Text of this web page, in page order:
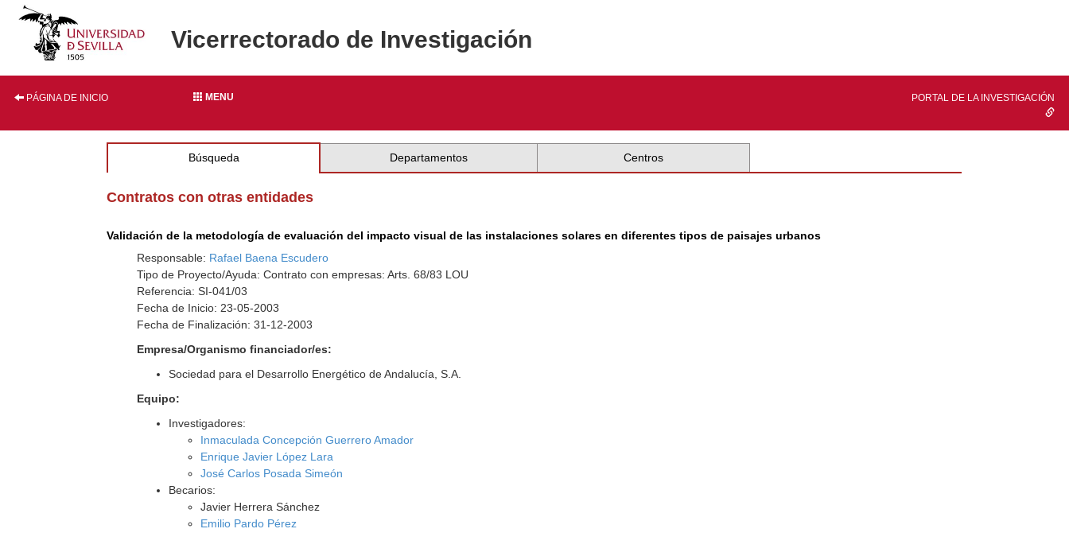
Vicerrectorado de Investigación
PÁGINA DE INICIO MENU PORTAL DE LA INVESTIGACIÓN
Búsqueda Departamentos Centros
Contratos con otras entidades
Validación de la metodología de evaluación del impacto visual de las instalaciones solares en diferentes tipos de paisajes urbanos
Responsable: Rafael Baena Escudero
Tipo de Proyecto/Ayuda: Contrato con empresas: Arts. 68/83 LOU
Referencia: SI-041/03
Fecha de Inicio: 23-05-2003
Fecha de Finalización: 31-12-2003
Empresa/Organismo financiador/es:
Sociedad para el Desarrollo Energético de Andalucía, S.A.
Equipo:
Investigadores:
Inmaculada Concepción Guerrero Amador
Enrique Javier López Lara
José Carlos Posada Simeón
Becarios:
Javier Herrera Sánchez
Emilio Pardo Pérez